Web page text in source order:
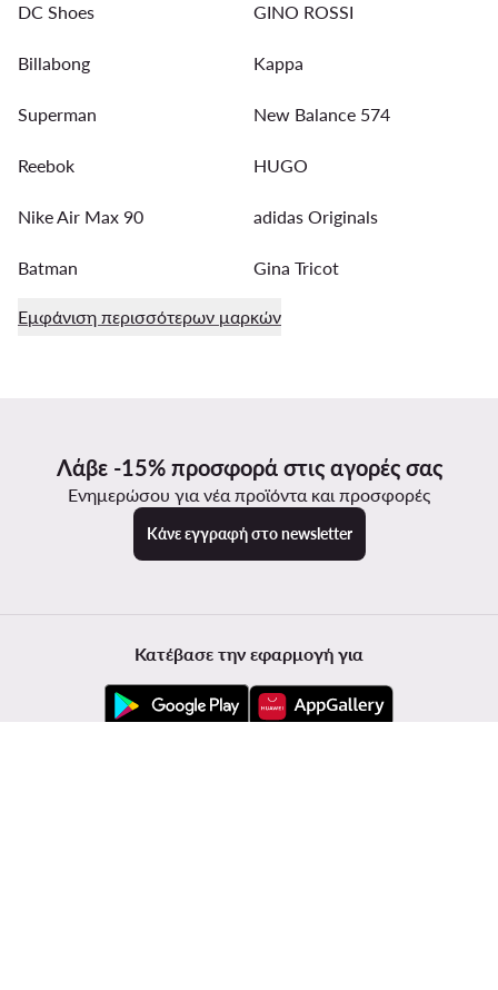
DC Shoes GINO ROSSI
Billabong Kappa
Superman New Balance 574
Reebok HUGO
Nike Air Max 90 adidas Originals
Batman Gina Tricot
Εμφάνιση περισσότερων μαρκών
Λάβε -15% προσφορά στις αγορές σας
Ενημερώσου για νέα προϊόντα και προσφορές
Κάνε εγγραφή στο newsletter
Κατέβασε την εφαρμογή για